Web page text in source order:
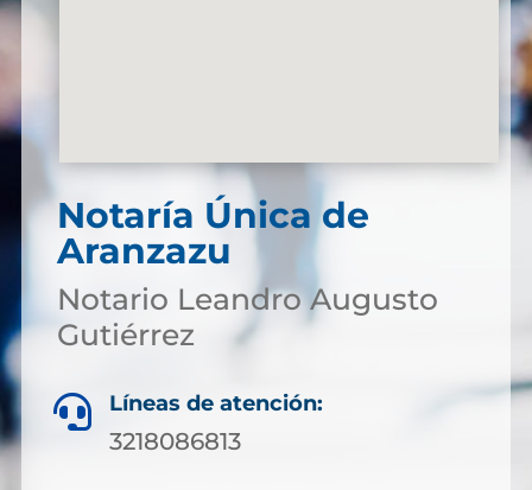
Notaría Única de
Aranzazu
Notario Leandro Augusto
Gutiérrez
 Líneas de atención:
3218086813